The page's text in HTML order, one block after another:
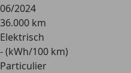
06/2024
36.000 km
Elektrisch
- (kWh/100 km)
Particulier